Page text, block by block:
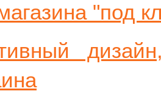
"под